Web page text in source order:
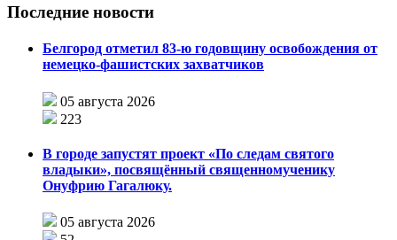
Последние новости
Белгород отметил 83-ю годовщину освобождения от
немецко-фашистских захватчиков
05 августа 2026
223
В городе запустят проект «По следам святого
владыки», посвящённый священномученику
Онуфрию Гагалюку.
05 августа 2026